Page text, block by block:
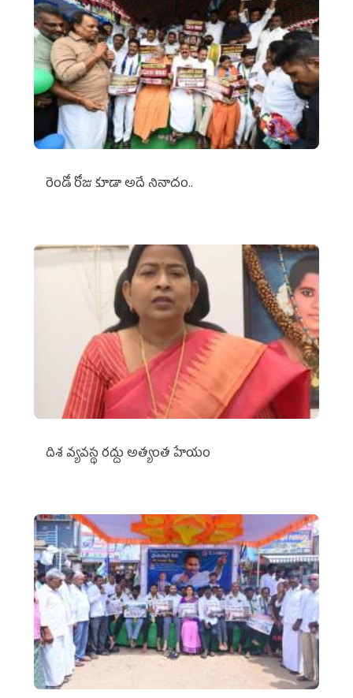
రెండో రోజు కూడా అదే నినాదం..
దిశ వ్యవస్థ రద్దు అత్యంత హేయం